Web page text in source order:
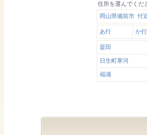
住所を選んでくだ
岡山県備前市 付
あ行 か行
畠田
日生町寒河
福浦